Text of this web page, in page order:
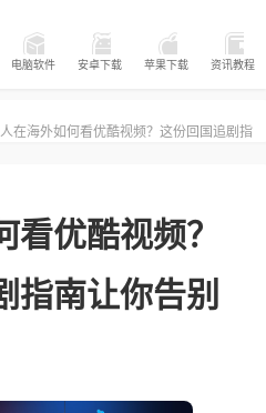
电脑软件 安卓下载 苹果下载 资讯教程
在海外如何看优酷视频？这份回国追剧指
看优酷视频？
指南让你告别